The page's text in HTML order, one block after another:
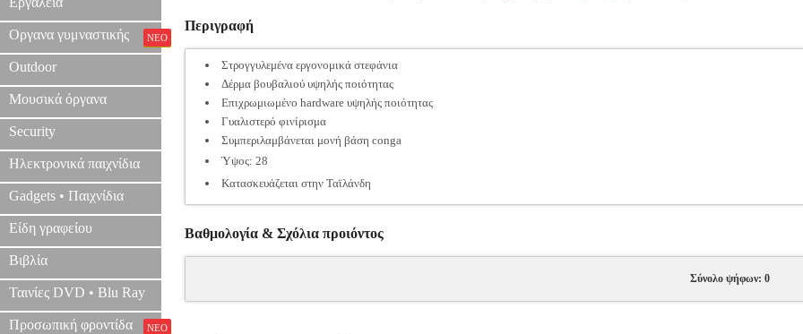
Οργανα γυμναστικής ΝΕΟ
Outdoor
Μουσικά όργανα
Security
Ηλεκτρονικά παιχνίδια
Gadgets • Παιχνίδια
Είδη γραφείου
Βιβλία
Ταινίες DVD • Blu Ray
Προσωπική φροντίδα ΝΕΟ
Περιγραφή
Στρογγυλεμένα εργονομικά στεφάνια
Δέρμα βουβαλιού υψηλής ποιότητας
Επιχρωμιωμένο hardware υψηλής ποιότητας
Γυαλιστερό φινίρισμα
Συμπεριλαμβάνεται μονή βάση conga
Ύψος: 28
Κατασκευάζεται στην Ταϊλάνδη
Βαθμολογία & Σχόλια προιόντος
Σύνολο ψήφων: 0